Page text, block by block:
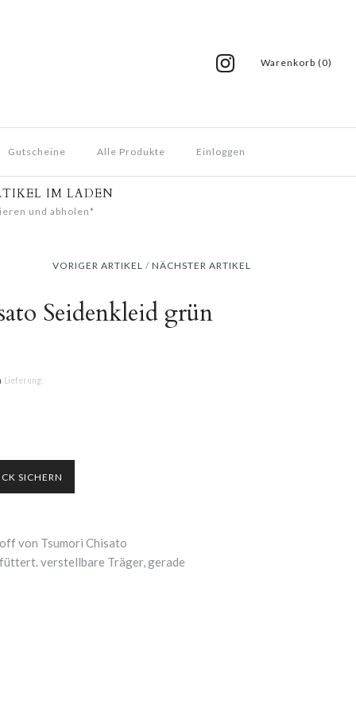
Warenkorb (0)
Gutscheine Alle Produkte Einloggen
IM LADEN
und abholen*
VORIGER ARTIKEL / NÄCHSTER ARTIKEL
Seidenkleid grün
Lieferung:
von Tsumori Chisato
verstellbare Träger, gerade